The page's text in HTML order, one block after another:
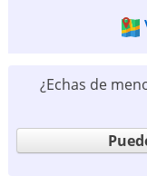
¿Echas de